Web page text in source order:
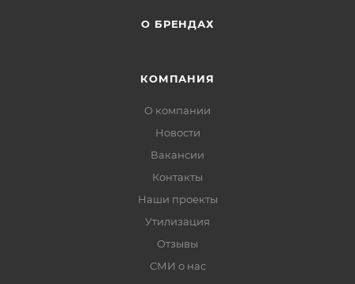
О БРЕНДАХ
КОМПАНИЯ
О компании
Новости
Вакансии
Контакты
Наши проекты
Утилизация
Отзывы
СМИ о нас